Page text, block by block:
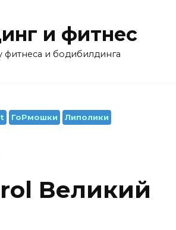
и фитнес
фитнеса и бодибилдинга
ГоРмошки Липолики
Великий